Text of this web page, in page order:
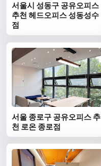
서울시 성동구 공유오피스
추천 헤드오피스 성동성수
점
서울 종로구 공유오피스 추
천 로온 종로점